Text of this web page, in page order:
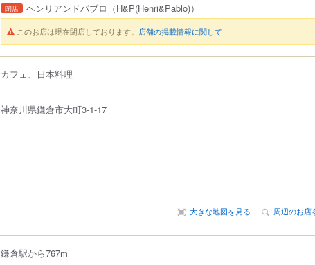
閉店 ヘンリアンドパブロ （H&P(Henri&Pablo)）
このお店は現在閉店しております。 店舗の掲載情報に関して
カフェ、日本料理
神奈川県鎌倉市大町3-1-17
大きな地図を見る 周辺のお店
鎌倉駅から767m